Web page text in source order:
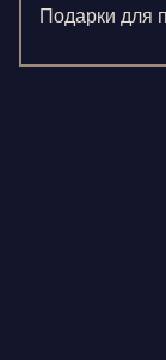
Ненажный А.
Олонцев О.
Подарки для